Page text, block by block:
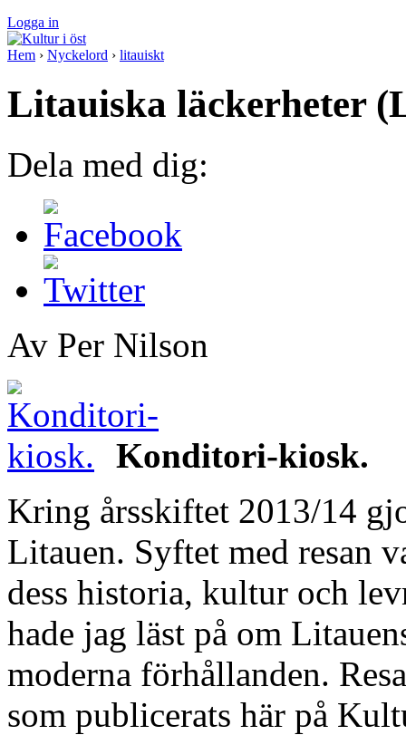
Logga in
Hem › Nyckelord › litauiskt
Litauiska läckerheter
Dela med dig:
Av Per Nilson
Konditori-kiosk.
Kring årsskiftet 2013/14
Litauen. Syftet med resan
dess historia, kultur och
hade jag läst på om
moderna förhållanden.
som publicerats här på